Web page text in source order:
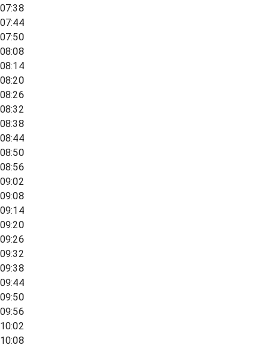
07:38
07:44
07:50
08:08
08:14
08:20
08:26
08:32
08:38
08:44
08:50
08:56
09:02
09:08
09:14
09:20
09:26
09:32
09:38
09:44
09:50
09:56
10:02
10:08